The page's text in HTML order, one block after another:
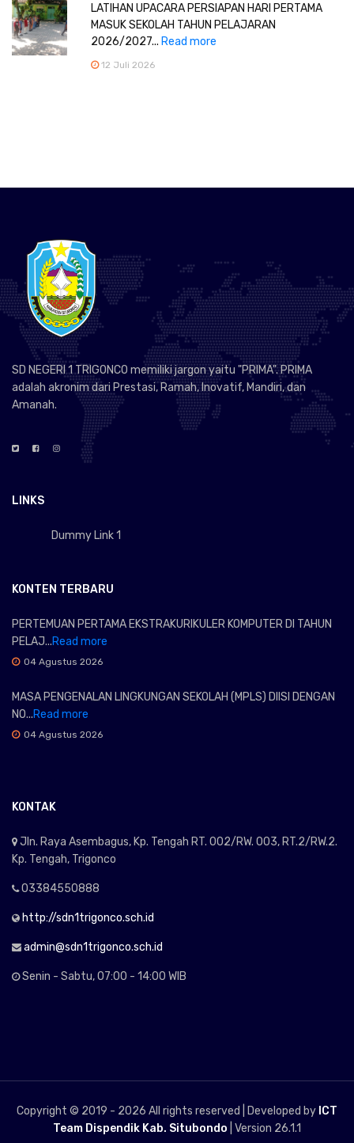
LATIHAN UPACARA PERSIAPAN HARI PERTAMA
MASUK SEKOLAH TAHUN PELAJARAN
2026/2027... Read more
12 Juli 2026
SD NEGERI 1 TRIGONCO memiliki jargon yaitu "PRIMA". PRIMA
adalah akronim dari Prestasi, Ramah, Inovatif, Mandiri, dan
Amanah.
LINKS
Dummy Link 1
KONTEN TERBARU
PERTEMUAN PERTAMA EKSTRAKURIKULER KOMPUTER DI TAHUN
PELAJ...Read more
04 Agustus 2026
MASA PENGENALAN LINGKUNGAN SEKOLAH (MPLS) DIISI DENGAN
NO...Read more
04 Agustus 2026
KONTAK
Jln. Raya Asembagus, Kp. Tengah RT. 002/RW. 003, RT.2/RW.2.
Kp. Tengah, Trigonco
03384550888
http://sdn1trigonco.sch.id
admin@sdn1trigonco.sch.id
Senin - Sabtu, 07:00 - 14:00 WIB
Copyright © 2019 - 2026 All rights reserved | Developed by ICT
Team Dispendik Kab. Situbondo | Version 26.1.1